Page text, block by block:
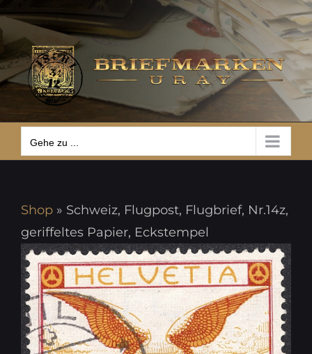
Zum
Inhalt
springen
Gehe zu ...
Gehe zu ...
Shop » Schweiz, Flugpost, Flugbrief, Nr.14z,
geriffeltes Papier, Eckstempel